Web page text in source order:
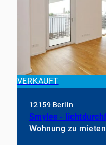
VERKAUFT
12159 Berlin
Wohnung zu mieten